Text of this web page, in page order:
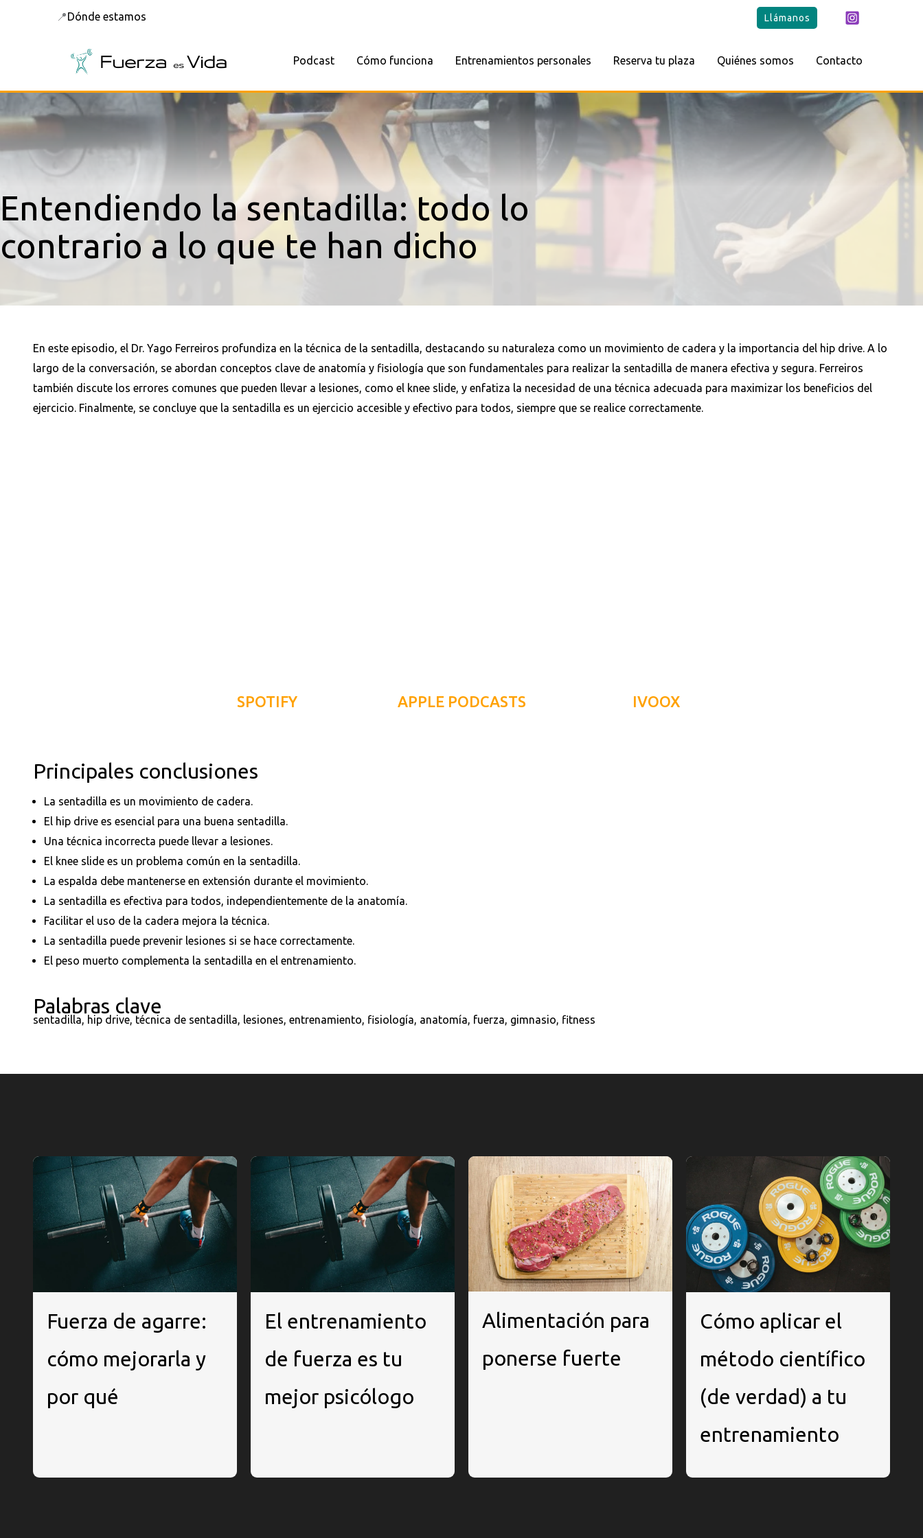
📍Dónde estamos Llámanos
Podcast Cómo funciona Entrenamientos personales Reserva tu plaza Quiénes somos Contacto
Entendiendo la sentadilla: todo lo
contrario a lo que te han dicho
En este episodio, el Dr. Yago Ferreiros profundiza en la técnica de la sentadilla, destacando su naturaleza como un movimiento de cadera y la importancia del hip drive. A lo
largo de la conversación, se abordan conceptos clave de anatomía y fisiología que son fundamentales para realizar la sentadilla de manera efectiva y segura. Ferreiros
también discute los errores comunes que pueden llevar a lesiones, como el knee slide, y enfatiza la necesidad de una técnica adecuada para maximizar los beneficios del
ejercicio. Finalmente, se concluye que la sentadilla es un ejercicio accesible y efectivo para todos, siempre que se realice correctamente.
SPOTIFY APPLE PODCASTS IVOOX
Principales conclusiones
La sentadilla es un movimiento de cadera.
El hip drive es esencial para una buena sentadilla.
Una técnica incorrecta puede llevar a lesiones.
El knee slide es un problema común en la sentadilla.
La espalda debe mantenerse en extensión durante el movimiento.
La sentadilla es efectiva para todos, independientemente de la anatomía.
Facilitar el uso de la cadera mejora la técnica.
La sentadilla puede prevenir lesiones si se hace correctamente.
El peso muerto complementa la sentadilla en el entrenamiento.
Palabras clave
sentadilla, hip drive, técnica de sentadilla, lesiones, entrenamiento, fisiología, anatomía, fuerza, gimnasio, fitness
Fuerza de agarre:
cómo mejorarla y
por qué
El entrenamiento
de fuerza es tu
mejor psicólogo
Alimentación para
ponerse fuerte
Cómo aplicar el
método científico
(de verdad) a tu
entrenamiento